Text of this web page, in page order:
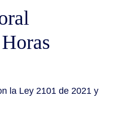
la Ley 2101 de 2021 y